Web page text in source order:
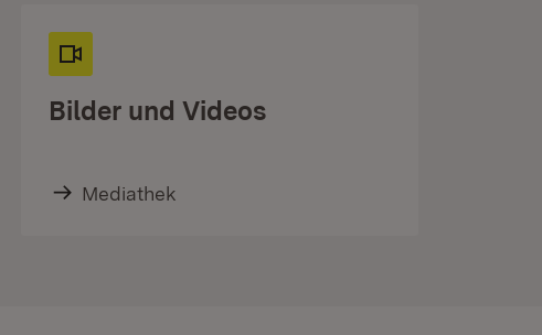
Bilder und Videos
Mediathek